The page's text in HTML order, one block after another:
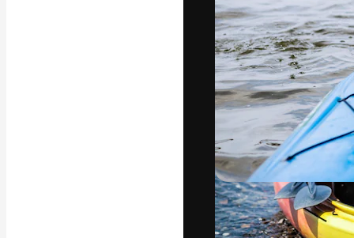
Copyright ©